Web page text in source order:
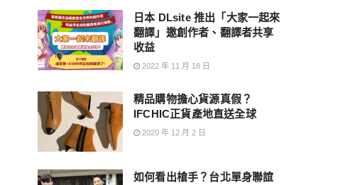
日本 DLsite 推出「大家一起來
翻譯」邀創作者、翻譯者共享
收益
2022 年 11 月 18 日
精品購物擔心貨源真假？
IFCHIC正貨產地直送全球
2020 年 12 月 2 日
如何看出槍手？台北單身聯誼